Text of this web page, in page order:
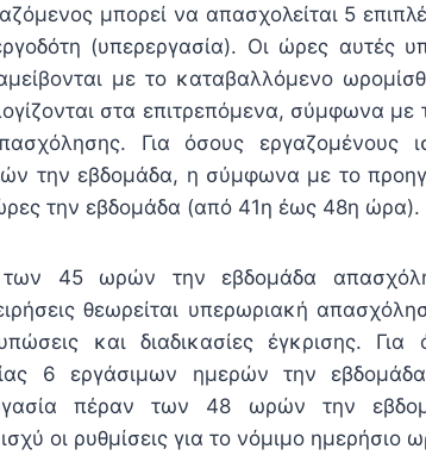
μπορεί να απασχολείται 5
(υπερεργασία). Οι ώρες αυτές
με το καταβαλλόμενο
στα επιτρεπόμενα, σύμφωνα με
Για όσους εργαζομένους
την εβδομάδα, η σύμφωνα με το
την εβδομάδα (από 41η έως 48η ώρα).
45 ωρών την εβδομάδα
θεωρείται υπερωριακή
και διαδικασίες έγκρισης.
6 εργάσιμων ημερών την
πέραν των 48 ωρών την
οι ρυθμίσεις για το νόμιμο ημερήσιο